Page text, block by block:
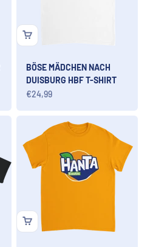
BÖSE MÄDCHEN NACH
DUISBURG HBF T-SHIRT
Angebot
€24,99